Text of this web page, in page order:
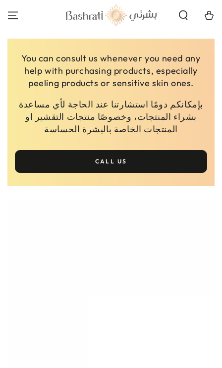
CONTENT
Cart
You can consult us whenever you need any
help with purchasing products, especially
peeling products or sensitive skin ones.
بإمكانكم دومًا استشارتنا عند الحاجة لأي مساعدة
بشراء المنتجات، وخصوصًا منتجات التقشير او
المنتجات الخاصة بالبشرة الحساسة
CALL US